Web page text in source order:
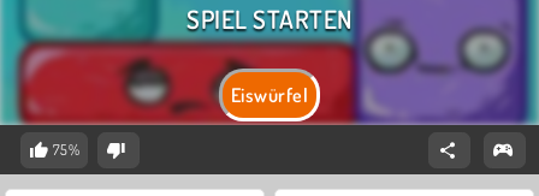
Eiswürfel
75%